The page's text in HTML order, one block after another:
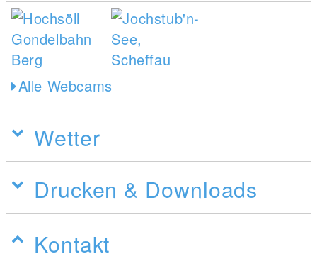
Alle Webcams
Wetter
Drucken & Downloads
Kontakt